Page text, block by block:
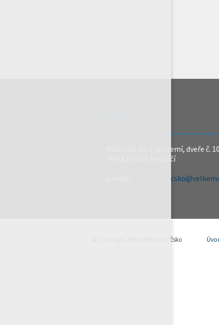
Radnická 29/1 (přízemí, dveře č.
594 13 Velké Meziříčí
© Copyright 2026 Velkomeziříčsko